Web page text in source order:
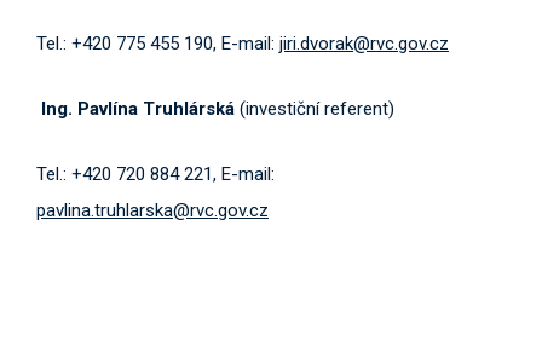
Tel.: +420 775 455 190, E-mail: jiri.dvorak@rvc.gov.cz
Ing. Pavlína Truhlárská (investiční referent)
Tel.: +420 720 884 221, E-mail:
pavlina.truhlarska@rvc.gov.cz